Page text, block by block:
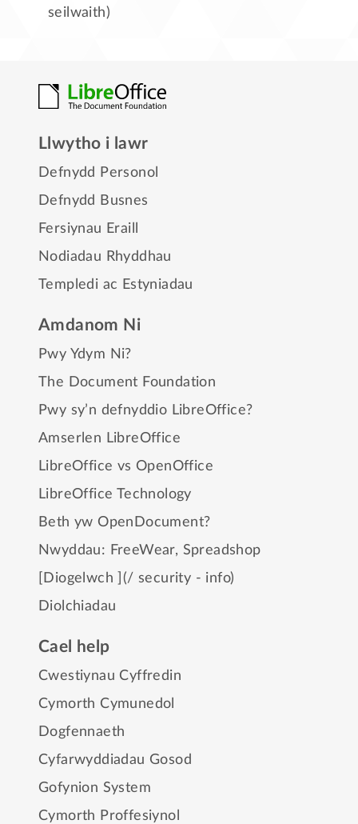
seilwaith)
Llwytho i lawr
Defnydd Personol
Defnydd Busnes
Fersiynau Eraill
Nodiadau Rhyddhau
Templedi ac Estyniadau
Amdanom Ni
Pwy Ydym Ni?
The Document Foundation
Pwy sy’n defnyddio LibreOffice?
Amserlen LibreOffice
LibreOffice vs OpenOffice
LibreOffice Technology
Beth yw OpenDocument?
Nwyddau: FreeWear, Spreadshop
[Diogelwch ](/ security - info)
Diolchiadau
Cael help
Cwestiynau Cyffredin
Cymorth Cymunedol
Dogfennaeth
Cyfarwyddiadau Gosod
Gofynion System
Cymorth Proffesiynol